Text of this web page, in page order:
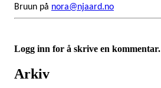
Bruun på nora@njaard.no
Logg inn for å skrive en kommentar.
Arkiv